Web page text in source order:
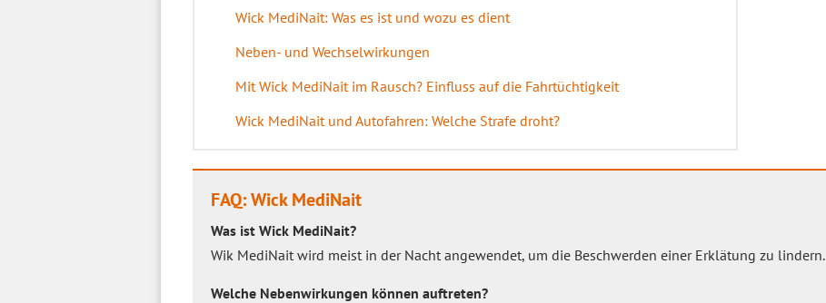
Wick MediNait: Was es ist und wozu es dient
Neben- und Wechselwirkungen
Mit Wick MediNait im Rausch? Einfluss auf die Fahrtüchtigkeit
Wick MediNait und Autofahren: Welche Strafe droht?
FAQ: Wick MediNait
Was ist Wick MediNait?
Wik MediNait wird meist in der Nacht angewendet, um die Beschwerden einer Erklätung zu lindern.
Welche Nebenwirkungen können auftreten?